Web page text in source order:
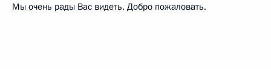
Мы очень рады Вас видеть. Добро пожаловать.